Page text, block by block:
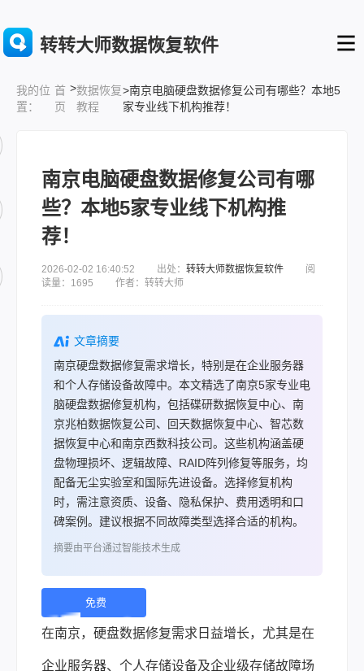
转转大师数据恢复软件
我的位
置：
首
页
>数据恢复
教程
>南京电脑硬盘数据修复公司有哪些？本地5
家专业线下机构推荐！
南京电脑硬盘数据修复公司有哪
些？本地5家专业线下机构推
荐！
2026-02-02 16:40:52 出处： 转转大师数据恢复软件 阅
读量：1695 作者：转转大师
文章摘要
南京硬盘数据修复需求增长，特别是在企业服务器
和个人存储设备故障中。本文精选了南京5家专业电
脑硬盘数据修复机构，包括碟研数据恢复中心、南
京兆柏数据恢复公司、回天数据恢复中心、智芯数
据恢复中心和南京西数科技公司。这些机构涵盖硬
盘物理损坏、逻辑故障、RAID阵列修复等服务，均
配备无尘实验室和国际先进设备。选择修复机构
时，需注意资质、设备、隐私保护、费用透明和口
碑案例。建议根据不同故障类型选择合适的机构。
摘要由平台通过智能技术生成
免费
下
载 |
在南京，硬盘数据修复需求日益增长，尤其是在
企业服务器、个人存储设备及企业级存储故障场